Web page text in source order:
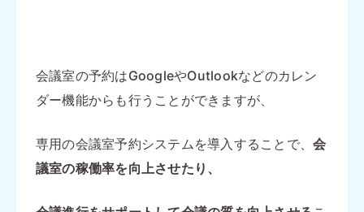
会議室の予約はGoogleやOutlookなどのカレン
ダー機能からも行うことができますが、
専用の会議室予約システムを導入することで、会
議室の稼働率を向上させたり、